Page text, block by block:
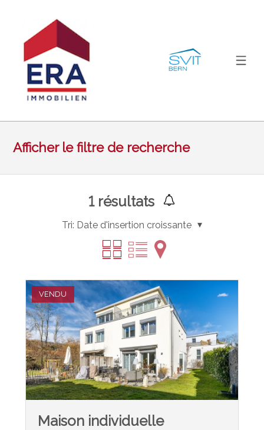
Afficher le filtre de recherche
1résultats
Tri: Date d'insertion croissante
VENDU
Maison individuelle